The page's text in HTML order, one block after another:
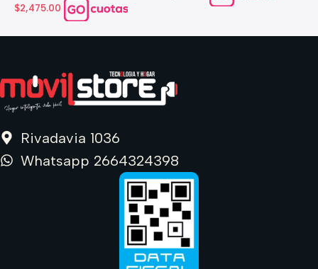
$2,475.00
Rivadavia 1036
Whatsapp 2664324398